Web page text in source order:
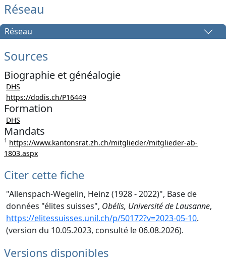
Réseau
Réseau
Sources
Biographie et généalogie
DHS
https://dodis.ch/P16449
Formation
DHS
Mandats
1 https://www.kantonsrat.zh.ch/mitglieder/mitglieder-ab-
1803.aspx
Citer cette fiche
"Allenspach-Wegelin, Heinz (1928 - 2022)", Base de
données "élites suisses", Obélis, Université de Lausanne,
https://elitessuisses.unil.ch/p/50172?v=2023-05-10.
(version du 10.05.2023, consulté le 06.08.2026).
Versions disponibles